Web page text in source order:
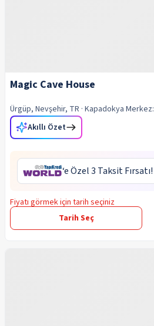
Magic Cave House
Ürgüp, Nevşehir, TR · Kapadokya Merkez:
Akıllı Özet
‘e Özel 3 Taksit Fırsatı!
Fiyatı görmek için tarih seçiniz
Tarih Seç